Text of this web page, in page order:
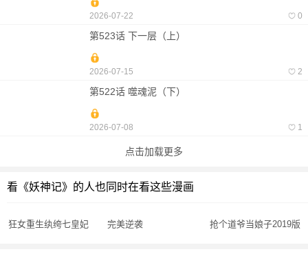
2026-07-22 0
第523话 下一层（上）
2026-07-15 2
第522话 噬魂泥（下）
2026-07-08 1
点击加载更多
看《妖神记》的人也同时在看这些漫画
狂女重生纨绔七皇妃 完美逆袭 抢个道爷当娘子2019版